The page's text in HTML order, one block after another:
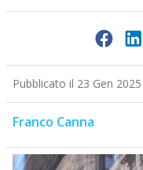
Pubblicato il 23 Gen 2025
Franco Canna